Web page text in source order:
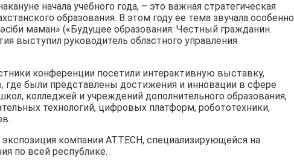
начала учебного года, – это важная стратегическая
образования. В этом году ее тема звучала особенно
маман» («Будущее образования: Честный гражданин.
выступил руководитель областного управления
конференции посетили интерактивную выставку,
где были представлены достижения и инновации в сфере
колледжей и учреждений дополнительного образования,
технологий, цифровых платформ, робототехники,
компании ATTECH, специализирующейся на
по всей республике.